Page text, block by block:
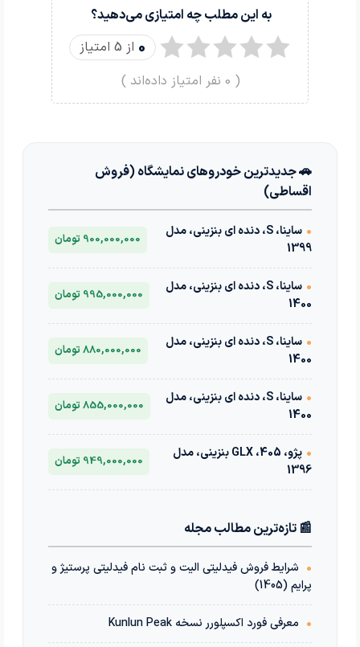
به این مطلب چه امتیازی می‌دهید؟
0 از 5 امتیاز
(
0 نفر امتیاز داده‌اند )
🚗 جدیدترین خودروهای نمایشگاه (فروش
اقساطی)
•
ساینا، S، دنده ای بنزینی، مدل
1399
900,000,000 تومان
•
ساینا، S، دنده ای بنزینی، مدل
1400
995,000,000 تومان
•
ساینا، S، دنده ای بنزینی، مدل
1400
880,000,000 تومان
•
ساینا، S، دنده ای بنزینی، مدل
1400
855,000,000 تومان
•
پژو، 405، GLX بنزینی، مدل
1396
949,000,000 تومان
📰 تازه‌ترین مطالب مجله
• شرایط فروش فیدلیتی الیت و ثبت نام فیدلیتی پرستیژ و
پرایم (1405)
• معرفی فورد اکسپلورر نسخه Kunlun Peak